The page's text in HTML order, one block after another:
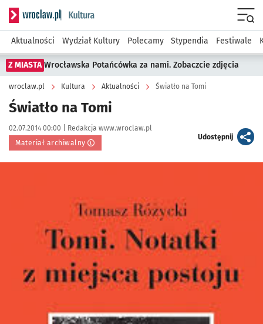
Serwis informacyjny wroclaw.pl podserwis: Kultura
Aktualności Wydział Kultury Polecamy Stypendia Festiwale
Z MIASTA Wrocławska Potańcówka za nami. Zobaczcie zdjęcia
wroclaw.pl Kultura Aktualności Światło na Tomi
Światło na Tomi
Data publikacji:
02.07.2014 00:00 | Autor:
Redakcja www.wroclaw.pl
Materiał archiwalny
Udostępnijartykuł